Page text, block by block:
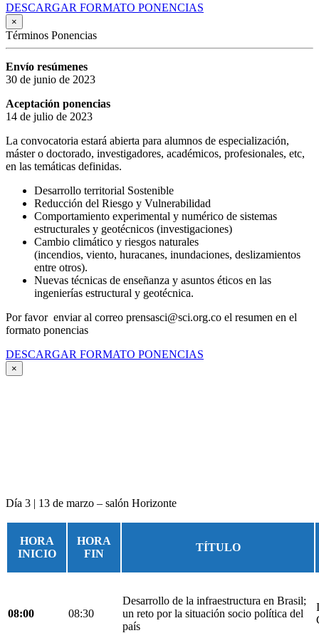
DESCARGAR FORMATO PONENCIAS
×
Términos Ponencias
Envío resúmenes
30 de junio de 2023
Aceptación ponencias
14 de julio de 2023
La convocatoria estará abierta para alumnos de especialización,
máster o doctorado, investigadores, académicos, profesionales, etc,
en las temáticas definidas.
Desarrollo territorial Sostenible
Reducción del Riesgo y Vulnerabilidad
Comportamiento experimental y numérico de sistemas
estructurales y geotécnicos (investigaciones)
Cambio climático y riesgos naturales
(incendios, viento, huracanes, inundaciones, deslizamientos
entre otros).
Nuevas técnicas de enseñanza y asuntos éticos en las
ingenierías estructural y geotécnica.
Por favor enviar al correo prensasci@sci.org.co el resumen en el
formato ponencias
DESCARGAR FORMATO PONENCIAS
×
Día 3 | 13 de marzo – salón Horizonte
HORA
INICIO
HORA
FIN
TÍTULO
08:00 08:30
Desarrollo de la infraestructura en Brasil;
un reto por la situación socio política del
país